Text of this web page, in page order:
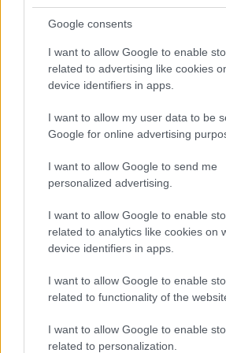
Google consents
I want to allow Google to enable
related to advertising like cookies
device identifiers in apps.
I want to allow my user data to be
Google for online advertising
I want to allow Google to send me
personalized advertising.
I want to allow Google to enable
related to analytics like cookies on
device identifiers in apps.
I want to allow Google to enable
related to functionality of the
I want to allow Google to enable
related to personalization.
Masdar.
Mohamed Jameel Al
Σύμβουλος τηςMasdar,
διαγραφή της ΤΕΡΝΑ
αξιοποιήσουμε στο μέγιστο
επιταχύνοντας την
ενέργειας στην Ελλάδα και
περιοχή. Καθιερώνοντας την
ΕΝΕΡΓΕΙΑΚΗ ως την
πλατφόρμα στην περιοχή, θα
τόσο τους δικούς μας στόχους
Ανανεώσιμες Πηγές
Ο κ. Γεώργιος Περιστέρης,